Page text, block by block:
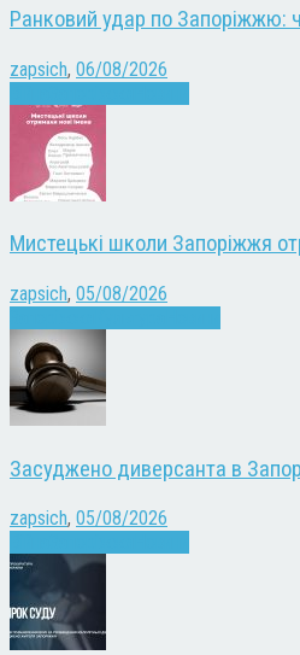
Ранковий удар по Запоріжжю:
zapsich, 06/08/2026
Мистецькі школи Запоріжжя
zapsich, 05/08/2026
Засуджено диверсанта в
zapsich, 05/08/2026